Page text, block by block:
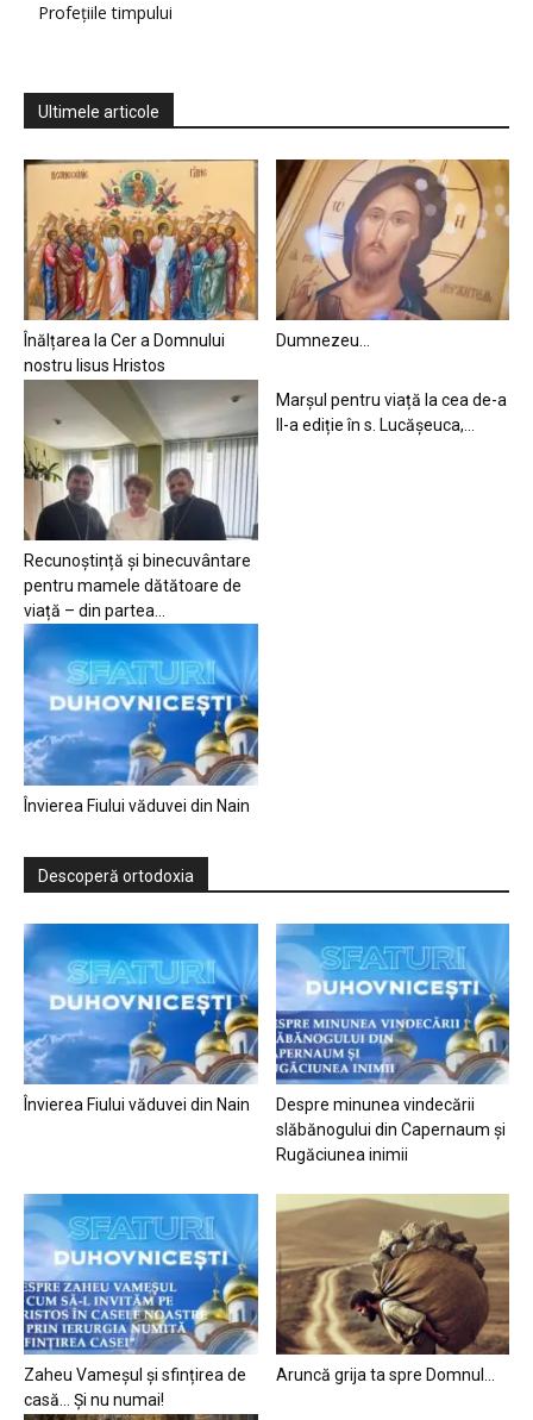
Profețiile timpului
Ultimele articole
Înălțarea la Cer a Domnului
nostru Iisus Hristos
Dumnezeu…
Recunoștință și binecuvântare
pentru mamele dătătoare de
viață – din partea...
Marșul pentru viață la cea de-a
II-a ediție în s. Lucășeuca,...
Învierea Fiului văduvei din Nain
Descoperă ortodoxia
Învierea Fiului văduvei din Nain
Despre minunea vindecării
slăbănogului din Capernaum și
Rugăciunea inimii
Zaheu Vameșul și sfințirea de
casă… Și nu numai!
Aruncă grija ta spre Domnul…